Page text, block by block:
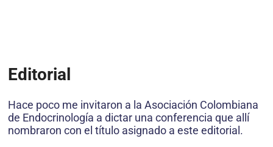
Editorial
Hace poco me invitaron a la Asociación Colombiana
de Endocrinología a dictar una conferencia que allí
nombraron con el título asignado a este editorial.